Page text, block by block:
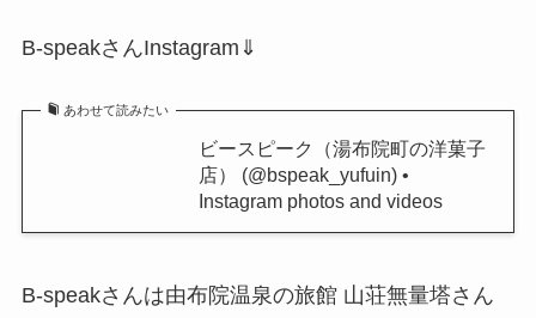
B-speakさんInstagram⇓
あわせて読みたい
ビースピーク（湯布院町の洋菓子
店） (@bspeak_yufuin) •
Instagram photos and videos
B-speakさんは由布院温泉の旅館 山荘無量塔さん